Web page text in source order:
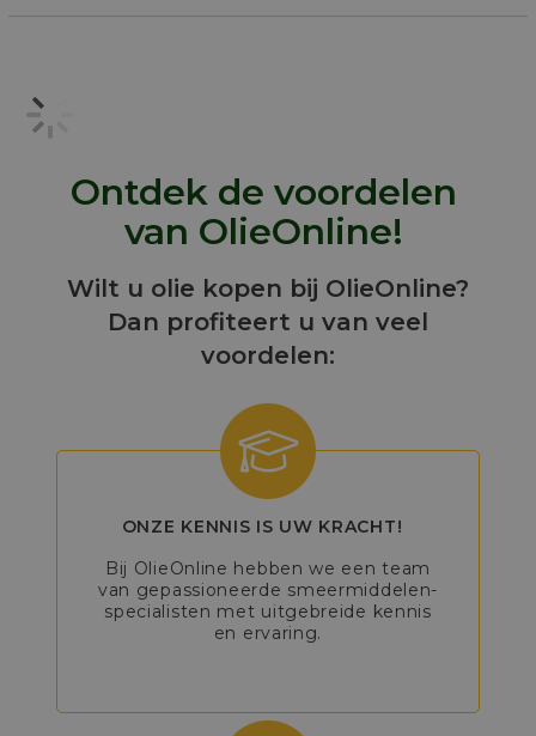
Ontdek de voordelen
van OlieOnline!
Wilt u olie kopen bij OlieOnline?
Dan profiteert u van veel
voordelen:
ONZE KENNIS IS UW KRACHT!
Bij OlieOnline hebben we een team
van gepassioneerde smeermiddelen-
specialisten met uitgebreide kennis
en ervaring.